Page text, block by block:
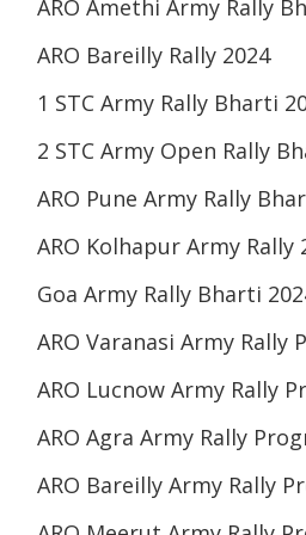
ARO Amethi Army Rally
ARO Bareilly Rally 2024
1 STC Army Rally Bharti
2 STC Army Open Rally
ARO Pune Army Rally
ARO Kolhapur Army Rally
Goa Army Rally Bharti
ARO Varanasi Army Rally
ARO Lucnow Army Rally
ARO Agra Army Rally
ARO Bareilly Army Rally